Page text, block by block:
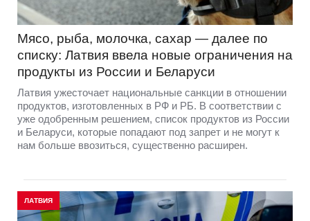
Мясо, рыба, молочка, сахар — далее по
списку: Латвия ввела новые ограничения на
продукты из России и Беларуси
Латвия ужесточает национальные санкции в отношении
продуктов, изготовленных в РФ и РБ. В соответствии с
уже одобренным решением, список продуктов из России
и Беларуси, которые попадают под запрет и не могут к
нам больше ввозиться, существенно расширен.
ЛАТВИЯ